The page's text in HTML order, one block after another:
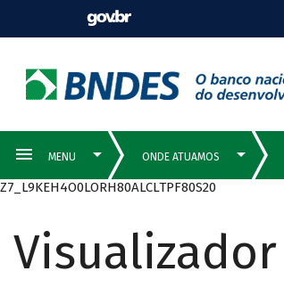
Z7_L9KEH4O0LORH80ALCLTPF80S20